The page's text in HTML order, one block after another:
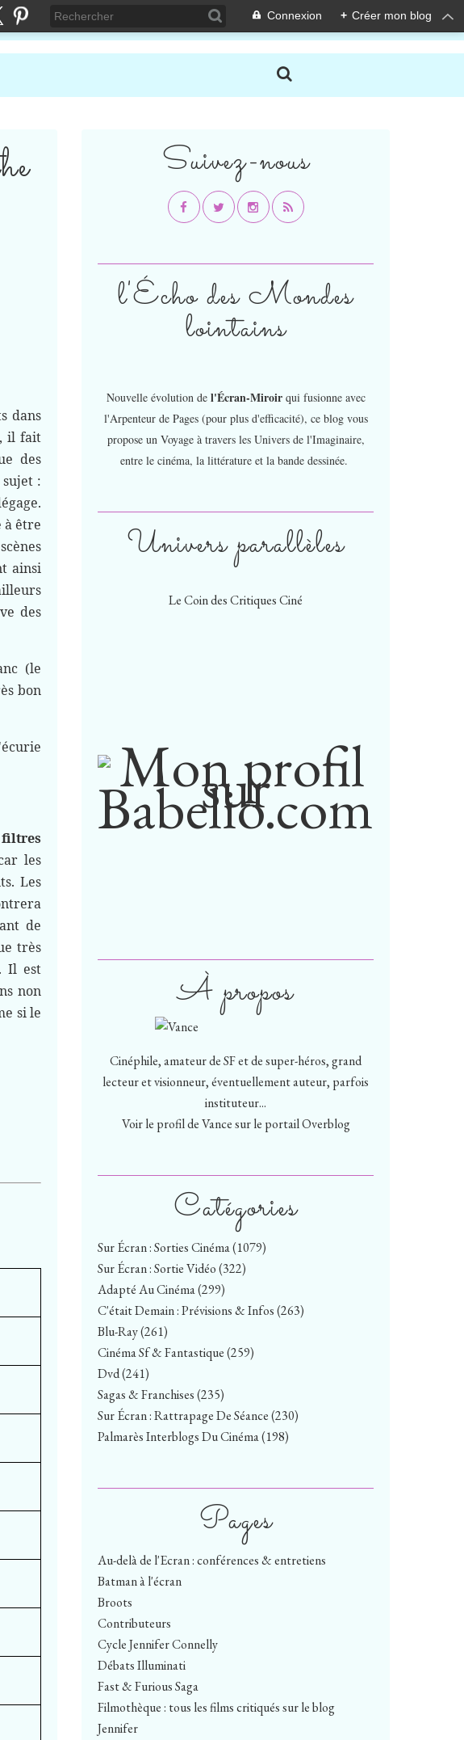
Connexion + Créer mon blog
dans
il fait
des
:
à être
ainsi
des
(le
bon
filtres
les
Les
de
très
Il est
non
si le
Catégories
Sur Écran : Sorties Cinéma(1079)
Sur Écran : Sortie Vidéo(322)
Adapté Au Cinéma(299)
C'était Demain : Prévisions & Infos(263)
Blu-Ray(261)
Cinéma Sf & Fantastique(259)
Dvd(241)
Sagas & Franchises(235)
Sur Écran : Rattrapage De Séance(230)
Palmarès Interblogs Du Cinéma(198)
Pages
Au-delà de l'Ecran : conférences & entretiens
Batman à l'écran
Broots
Contributeurs
Cycle Jennifer Connelly
Débats Illuminati
Fast & Furious Saga
Filmothèque : tous les films critiqués sur le blog
Jennifer
Suivez-nous
À propos
Cinéphile, amateur de SF et de super-héros, grand
lecteur et visionneur, éventuellement auteur, parfois
instituteur...
Voir le profil deVancesur le portail Overblog
Univers parallèles
Le Coin des Critiques Ciné
l'Écho des Mondes
lointains
Nouvelle évolution de l'Écran-Miroir qui fusionne avec
l'Arpenteur de Pages (pour plus d'efficacité), ce blog vous
propose un Voyage à travers les Univers de l'Imaginaire,
entre le cinéma, la littérature et la bande dessinée.